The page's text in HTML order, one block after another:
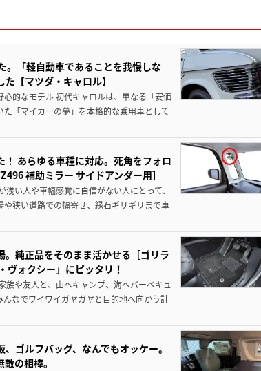
。「軽自動車であることを我慢しな
【マツダ・キャロル】
心的なモデル 初代キャロルは、単なる「安価
「マイカーの夢」を本格的な乗用車として
！ あらゆる車種に対応。死角をフォロ
補助ミラー サイドアンダー用］
い人や車幅感覚に自信がない人にとって、
狭い道路での幅寄せ、縁石ギリギリまで車
純正品をそのまま活かせる［ゴリラ
ヴォクシー」にピッタリ！
や友人と、山へキャンプ、海へバーベキュ
なでワイワイガヤガヤと目的地へ向かう計
ゴルフバッグ、なんでもオッケー。
の相棒。